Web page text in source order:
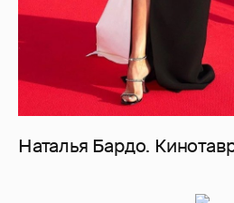
Наталья Бардо.